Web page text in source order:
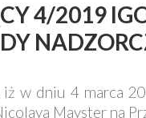
4/2019
w dniu 4 marca
Mayster na